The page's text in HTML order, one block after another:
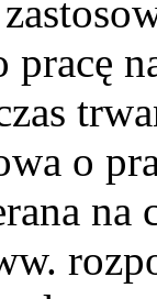
pracę
o
na